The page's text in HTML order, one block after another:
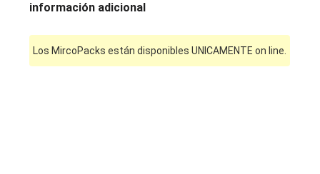
información adicional
Los MircoPacks están disponibles UNICAMENTE on line.